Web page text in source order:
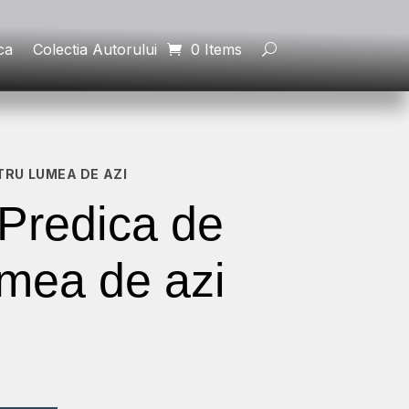
Colectia Autorului 0 Items
LUMEA DE AZI
de
de azi